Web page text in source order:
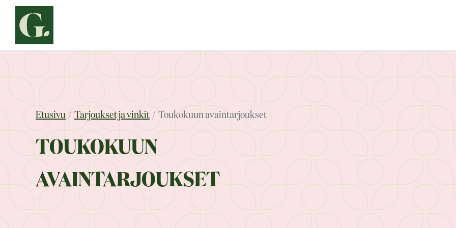
Siirry
sisältöön
Etusivu Tarjoukset ja vinkit Toukokuun avaintarjoukset
TOUKOKUUN
AVAINTARJOUKSET